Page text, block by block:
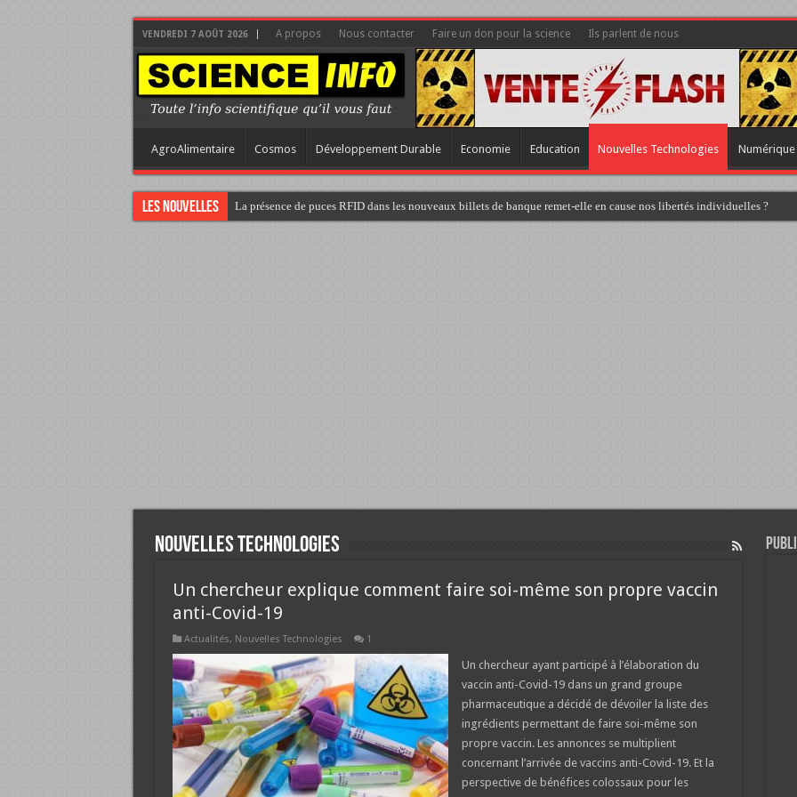
VENDREDI 7 AOÛT 2026 A propos Nous contacter Faire un don pour la science Ils parlent de nous
AgroAlimentaire Cosmos Développement Durable Economie Education Nouvelles Technologies Numérique
Les nouvelles La présence de puces RFID dans les nouveaux billets de banque remet-elle en cause nos libertés individuelles ?
Nouvelles Technologies
Un chercheur explique comment faire soi-même son propre vaccin
anti-Covid-19
Actualités, Nouvelles Technologies 1
Un chercheur ayant participé à l’élaboration du
vaccin anti-Covid-19 dans un grand groupe
pharmaceutique a décidé de dévoiler la liste des
ingrédients permettant de faire soi-même son
propre vaccin. Les annonces se multiplient
concernant l’arrivée de vaccins anti-Covid-19. Et la
perspective de bénéfices colossaux pour les